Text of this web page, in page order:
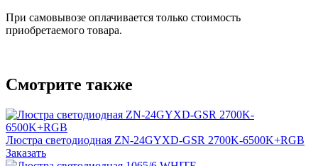
При самовывозе оплачивается только стоимость
приобретаемого товара.
Смотрите также
Люстра светодиодная ZN-24GYXD-GSR 2700K-6500K+RGB
Заказать